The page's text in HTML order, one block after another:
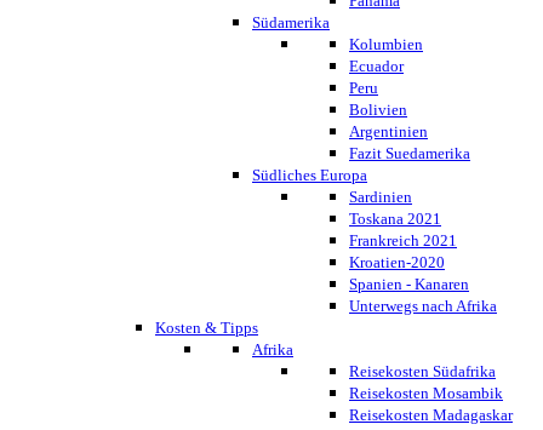
Südamerika
Kolumbien
Ecuador
Peru
Bolivien
Argentinien
Fazit Suedamerika
Südliches Europa
Sardinien
Toskana 2021
Frankreich 2021
Kroatien-2020
Spanien - Kanaren
Unterwegs nach Afrika
Kosten & Tipps
Afrika
Reisekosten Südafrika
Reisekosten Mosambik
Reisekosten Madagaskar